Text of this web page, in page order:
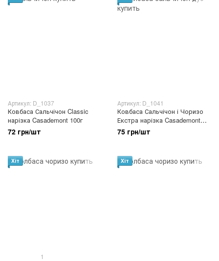
Артикул: D_1037
Ковбаса Сальчічон Classic
нарізка Casademont 100г
72 грн/шт
Артикул: D_1041
Ковбаса Сальчічон і Чоризо
Екстра нарізка Casademont
100г
75 грн/шт
Хіт
1
Хіт